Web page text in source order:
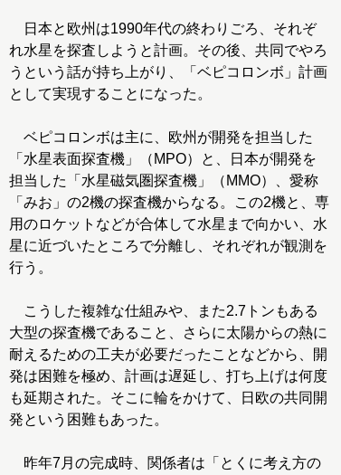
日本と欧州は1990年代の終わりごろ、それぞ
れ水星を探査しようと計画。その後、共同でやろ
うという話が持ち上がり、「ベピコロンボ」計画
として実現することになった。
ベピコロンボは主に、欧州が開発を担当した
「水星表面探査機」（MPO）と、日本が開発を
担当した「水星磁気圏探査機」（MMO）、愛称
「みお」の2機の探査機からなる。この2機と、専
用のロケットなどが合体して水星まで向かい、水
星に近づいたところで分離し、それぞれが観測を
行う。
こうした複雑な仕組みや、また2.7トンもある
大型の探査機であること、さらに太陽からの熱に
耐えるための工夫が必要だったことなどから、開
発は困難を極め、計画は遅延し、打ち上げは何度
も延期された。そこに輪をかけて、日欧の共同開
発という困難もあった。
昨年7月の完成時、関係者は「とくに考え方の